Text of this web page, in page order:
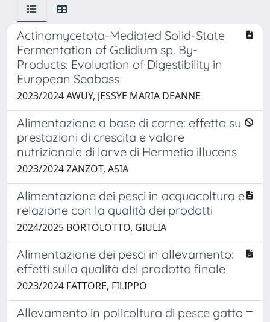
Actinomycetota-Mediated Solid-State
Fermentation of Gelidium sp. By-
Products: Evaluation of Digestibility in
European Seabass
2023/2024 AWUY, JESSYE MARIA DEANNE
Alimentazione a base di carne: effetto su
prestazioni di crescita e valore
nutrizionale di larve di Hermetia illucens
2023/2024 ZANZOT, ASIA
Alimentazione dei pesci in acquacoltura e
relazione con la qualità dei prodotti
2024/2025 BORTOLOTTO, GIULIA
Alimentazione dei pesci in allevamento:
effetti sulla qualità del prodotto finale
2023/2024 FATTORE, FILIPPO
Allevamento in policoltura di pesce gatto